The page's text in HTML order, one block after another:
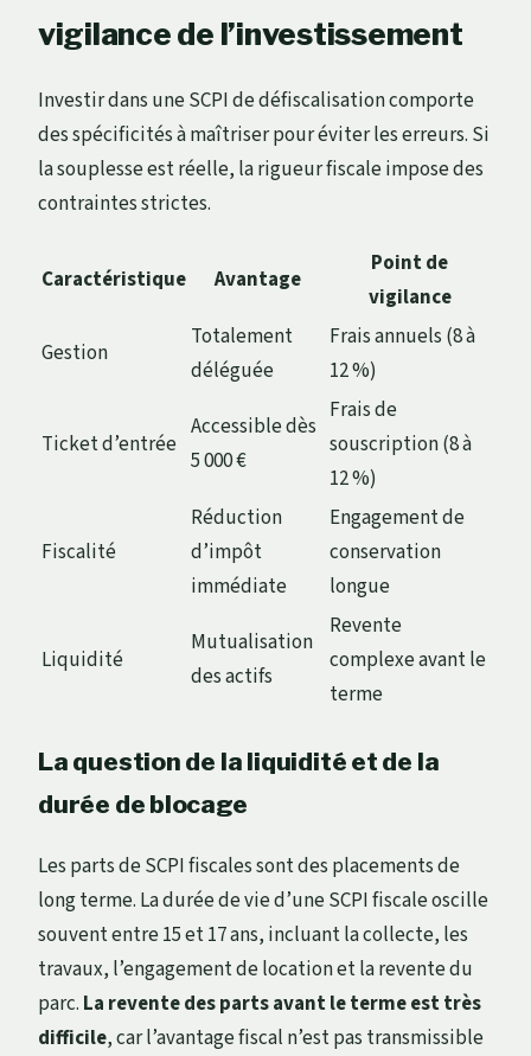
vigilance de l’investissement
Investir dans une SCPI de défiscalisation comporte
des spécificités à maîtriser pour éviter les erreurs. Si
la souplesse est réelle, la rigueur fiscale impose des
contraintes strictes.
Caractéristique Avantage
Point de
vigilance
Gestion
Totalement
déléguée
Frais annuels (8 à
12 %)
Ticket d’entrée
Accessible dès
5 000 €
Frais de
souscription (8 à
12 %)
Fiscalité
Réduction
d’impôt
immédiate
Engagement de
conservation
longue
Liquidité
Mutualisation
des actifs
Revente
complexe avant le
terme
La question de la liquidité et de la
durée de blocage
Les parts de SCPI fiscales sont des placements de
long terme. La durée de vie d’une SCPI fiscale oscille
souvent entre 15 et 17 ans, incluant la collecte, les
travaux, l’engagement de location et la revente du
parc. La revente des parts avant le terme est très
difficile, car l’avantage fiscal n’est pas transmissible